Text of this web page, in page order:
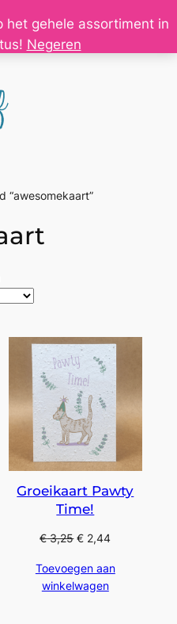
het gehele assortiment in
Negeren
Groeikaart Pawty
Time!
€3,25 € 2,44
Toevoegen aan
winkelwagen